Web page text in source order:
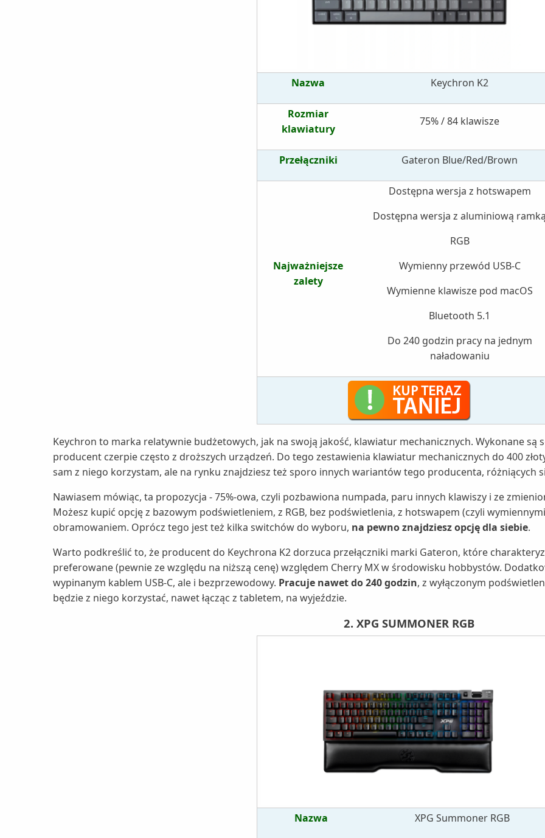
Nazwa Keychron K2
Rozmiar
klawiatury
75% / 84 klawisze
Przełączniki Gateron Blue/Red/Brown
Najważniejsze
zalety
Dostępna wersja z hotswapem
Dostępna wersja z aluminiową
RGB
Wymienny przewód USB-C
Wymienne klawisze pod macOS
Bluetooth 5.1
Do 240 godzin pracy na jednym
naładowaniu
Keychron to marka relatywnie budżetowych, jak na swoją jakość, klawiatur mechanicznych. Wykonane są
producent czerpie często z droższych urządzeń. Do tego zestawienia klawiatur mechanicznych do 400
sam z niego korzystam, ale na rynku znajdziesz też sporo innych wariantów tego producenta, różniących
Nawiasem mówiąc, ta propozycja - 75%-owa, czyli pozbawiona numpada, paru innych klawiszy i ze
Możesz kupić opcję z bazowym podświetleniem, z RGB, bez podświetlenia, z hotswapem (czyli
obramowaniem. Oprócz tego jest też kilka switchów do wyboru, na pewno znajdziesz opcję dla siebie.
Warto podkreślić to, że producent do Keychrona K2 dorzuca przełączniki marki Gateron, które
preferowane (pewnie ze względu na niższą cenę) względem Cherry MX w środowisku hobbystów.
wypinanym kablem USB-C, ale i bezprzewodowy. Pracuje nawet do 240 godzin, z wyłączonym
będzie z niego korzystać, nawet łącząc z tabletem, na wyjeździe.
2. XPG SUMMONER RGB
Nazwa XPG Summoner RGB